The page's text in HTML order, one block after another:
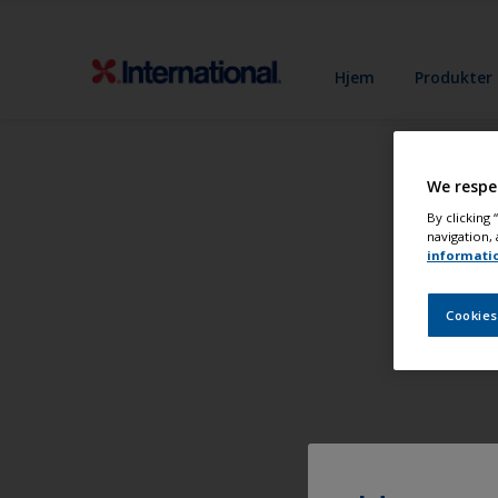
Hjem Produkter
We
By clicking
navigation,